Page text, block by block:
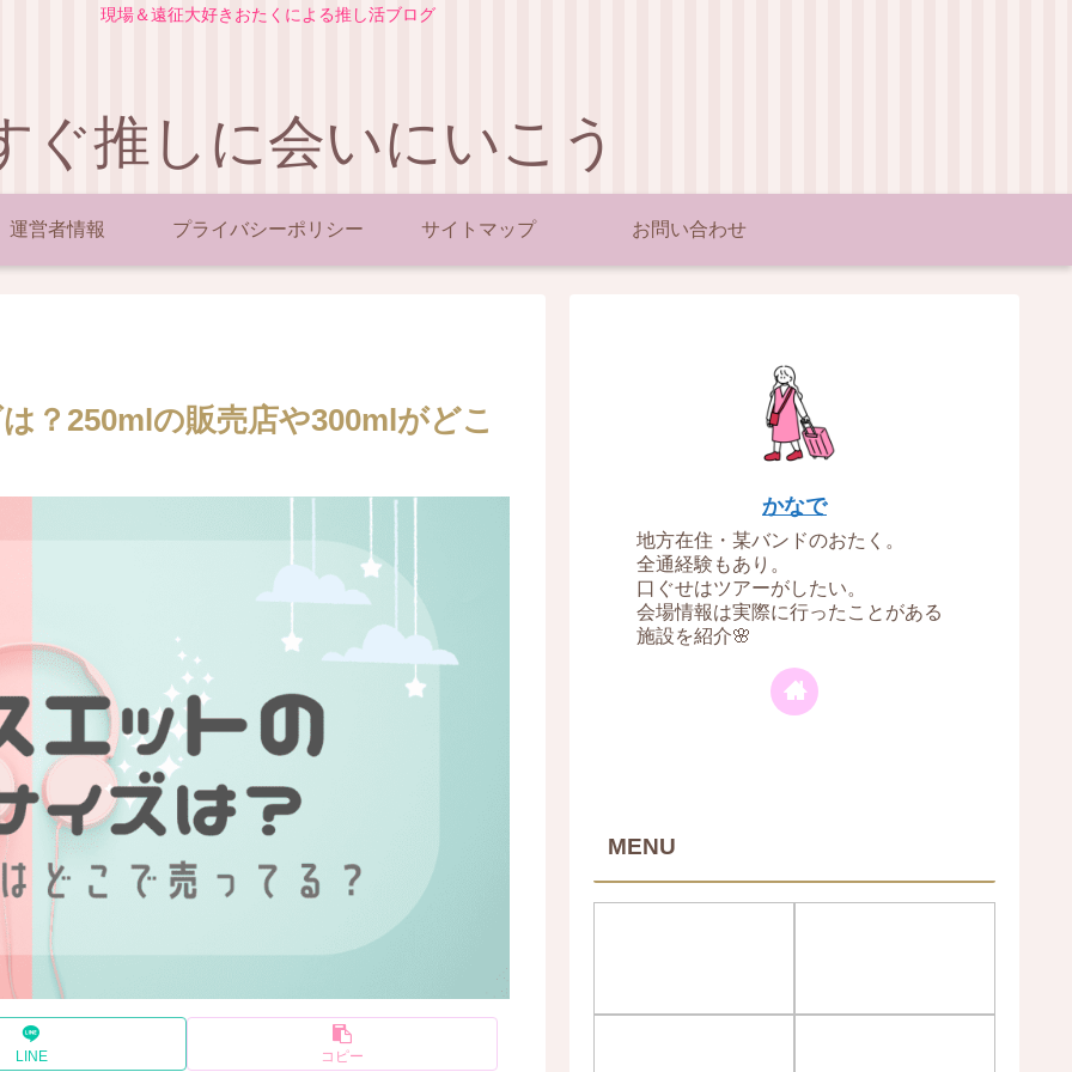
現場＆遠征大好きおたくによる推し活ブログ
ぐ推しに会いにいこう
運営者情報 プライバシーポリシー サイトマップ お問い合わせ
？250mlの販売店や300mlがどこ
LINE コピー
かなで
地方在住・某バンドのおたく。
全通経験もあり。
口ぐせはツアーがしたい。
会場情報は実際に行ったことがある
施設を紹介🌸
MENU